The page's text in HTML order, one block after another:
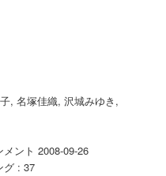
, 名塚佳織, 沢城みゆき,
ント 2008-09-26
グ : 37